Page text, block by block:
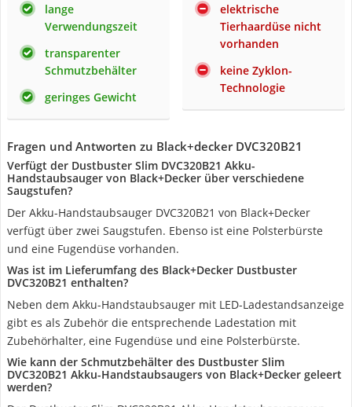
lange
Verwendungszeit
transparenter
Schmutzbehälter
geringes Gewicht
elektrische
Tierhaardüse nicht
vorhanden
keine Zyklon-
Technologie
Fragen und Antworten zu Black+decker DVC320B21
Verfügt der Dustbuster Slim DVC320B21 Akku-
Handstaubsauger von Black+Decker über verschiedene
Saugstufen?
Der Akku-Handstaubsauger DVC320B21 von Black+Decker
verfügt über zwei Saugstufen. Ebenso ist eine Polsterbürste
und eine Fugendüse vorhanden.
Was ist im Lieferumfang des Black+Decker Dustbuster
DVC320B21 enthalten?
Neben dem Akku-Handstaubsauger mit LED-Ladestandsanzeige
gibt es als Zubehör die entsprechende Ladestation mit
Zubehörhalter, eine Fugendüse und eine Polsterbürste.
Wie kann der Schmutzbehälter des Dustbuster Slim
DVC320B21 Akku-Handstaubsaugers von Black+Decker geleert
werden?